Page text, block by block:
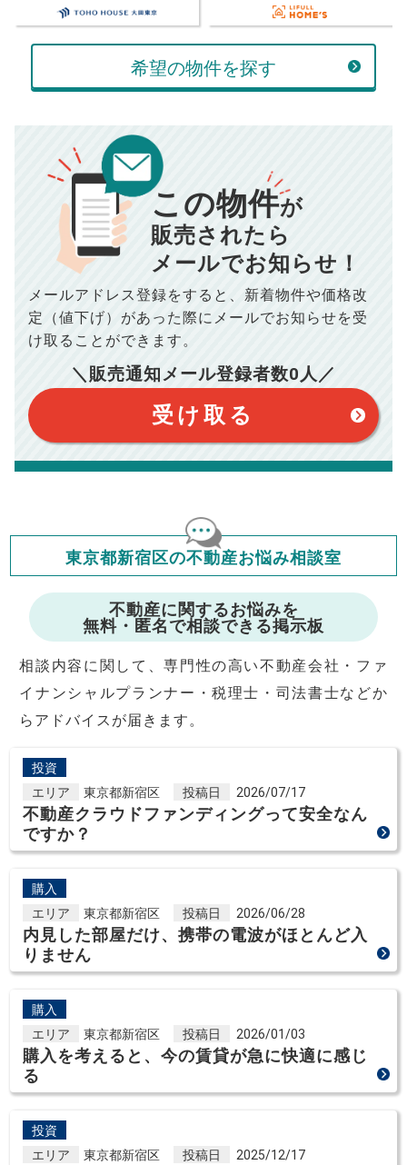
返済金額
万円
返済シミュレーション計算結果
毎月の支払額 834
年間の支払額 10,005 円
総支払額 100,050 円
このシミュレーターは元利均等返済方式で試算しています。
このシミュレーターは、四捨五入にて計算しております。
このシミュレーターはお借り入れの全期間で金利が変わらない設
このシミュレーターでの結果は、お借り入れを保証するものでは
ありません。
このシミュレーターをご利用された方の、いかなる損害について
ますが、お借り入れの際に各金融機関にご相談ください。
会員マイページでは
修繕費・管理費の計算もできます
計算する
00万円
■仲介手数料／ 00万円
■売買契約書印紙／ 0
■抵当権抹消費用／0万円
※購入価格よりも売却価格が高い場合、譲渡所得税が発生する
場合がございます。詳しくは最寄りの税務署などにご確認く
※シミュレーター結果はあくまでも概算であり、手残り金額を
保証するものではございません。
※上記売却費用には、住所変更登記の費用、引っ越し費用、住
宅ローンの一括繰上返済の手数料等は含まれておりませんの
で予めご了承ください。
おります。（物件価格×3%＋6万円＋消費税）
希望の物件を探す
この物件が
販売されたら
メールでお知らせ！
メールアドレス登録をすると、 新着物件や価格改
定（値下げ）があった際に メールでお知らせを受
け取ることができます。
＼販売通知メール登録者数0 人／
受け取る
東京都新宿区の不動産お悩み相談室
不動産に関するお悩みを
無料・匿名で相談できる掲示板
相談内容に関して、専門性の高い不動産会社・ファ
イナンシャルプランナー・税理士・司法書士などか
らアドバイスが届きます。
投資
エリア
東京都新宿区 投稿日 2026/07/17
不動産クラウドファンディングって安全なん
ですか？
購入
エリア
東京都新宿区 投稿日 2026/06/28
内見した部屋だけ、携帯の電波がほとんど入
りません
購入
エリア
東京都新宿区 投稿日 2026/01/03
購入を考えると、今の賃貸が急に快適に感じ
る
投資
エリア
東京都新宿区 投稿日 2025/12/17